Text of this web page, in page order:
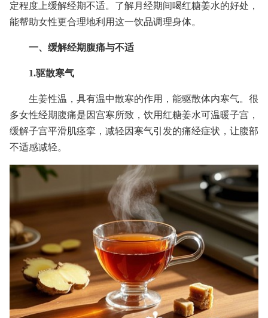
定程度上缓解经期不适。了解月经期间喝红糖姜水的好处，
能帮助女性更合理地利用这一饮品调理身体。
一、缓解经期腹痛与不适
1.驱散寒气
生姜性温，具有温中散寒的作用，能驱散体内寒气。很
多女性经期腹痛是因宫寒所致，饮用红糖姜水可温暖子宫，
缓解子宫平滑肌痉挛，减轻因寒气引发的痛经症状，让腹部
不适感减轻。